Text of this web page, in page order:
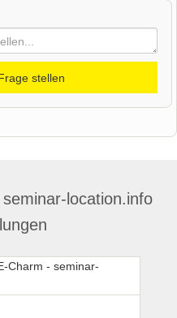
stellen
seminar-location.info